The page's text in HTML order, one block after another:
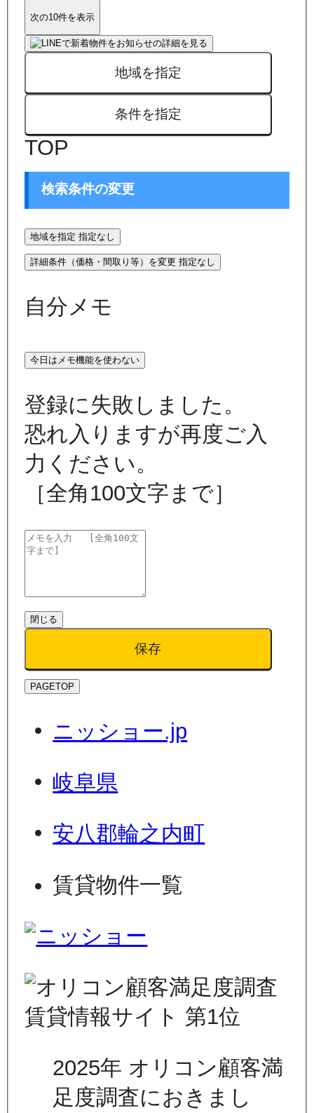
次の10件を表示
地域を指定
条件を指定
TOP
検索条件の変更
地域を指定 指定なし
詳細条件（価格・間取り等）を変更 指定なし
自分メモ
今日はメモ機能を使わない
登録に失敗しました。
恐れ入りますが再度ご入
力ください。
［全角100文字まで］
閉じる
保存
PAGETOP
ニッショー.jp
岐阜県
安八郡輪之内町
賃貸物件一覧
2025年 オリコン顧客満
足度調査におきまし